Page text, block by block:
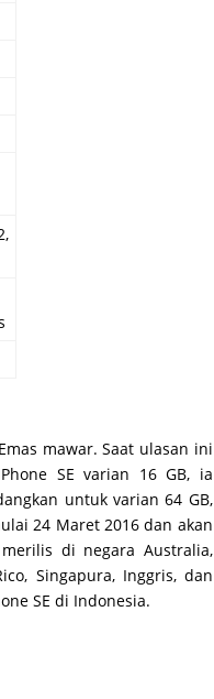
mawar. Saat ulasan ini
SE varian 16 GB, ia
untuk varian 64 GB,
24 Maret 2016 dan akan
di negara Australia,
Singapura, Inggris, dan
SE di Indonesia.